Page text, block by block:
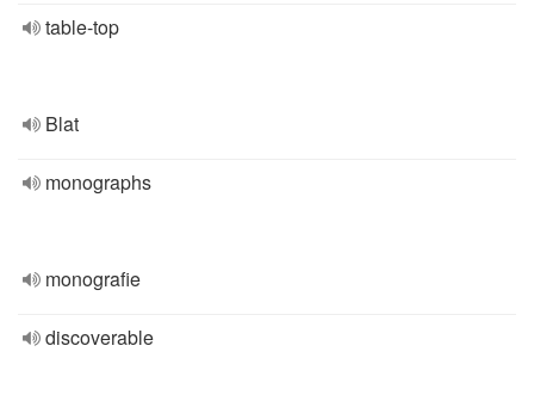
table-top
Blat
monographs
monografie
discoverable